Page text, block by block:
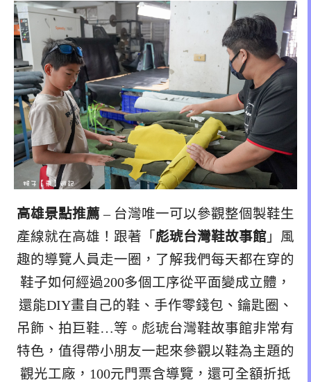
高雄景點推薦– 台灣唯一可以參觀整個製鞋生
產線就在高雄！跟著「 彪琥台灣鞋故事館 」風
趣的導覽人員走一圈，了解我們每天都在穿的
鞋子如何經過200多個工序從平面變成立體，
還能DIY畫自己的鞋、手作零錢包、鑰匙圈、
吊飾、拍巨鞋…等。彪琥台灣鞋故事館非常有
特色，值得帶小朋友一起來參觀以鞋為主題的
觀光工廠，100元門票含導覽，還可全額折抵